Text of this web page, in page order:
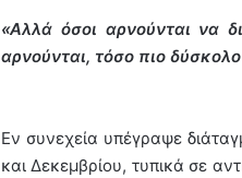
«Αλλά όσοι αρνούνται να
αρνούνται, τόσο πιο
Εν συνεχεία υπέγραψε
και Δεκεμβρίου, τυπικά σε